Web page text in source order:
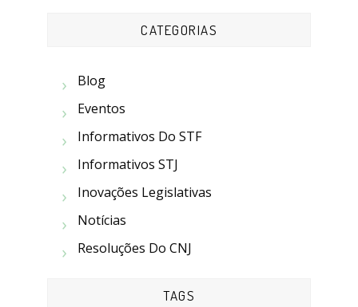
CATEGORIAS
Blog
Eventos
Informativos Do STF
Informativos STJ
Inovações Legislativas
Notícias
Resoluções Do CNJ
TAGS